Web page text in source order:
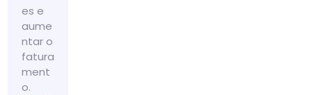
es e
aume
ntar o
fatura
ment
o.